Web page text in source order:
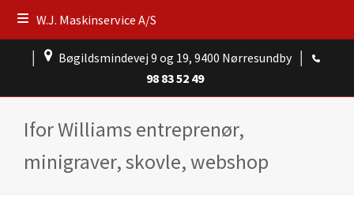
W.J. Maskinservice A/S
Bøgildsmindevej 9 og 19, 9400 Nørresundby
98 83 52 49
Ifor Williams entreprenør,
minigraver, skovle, webshop